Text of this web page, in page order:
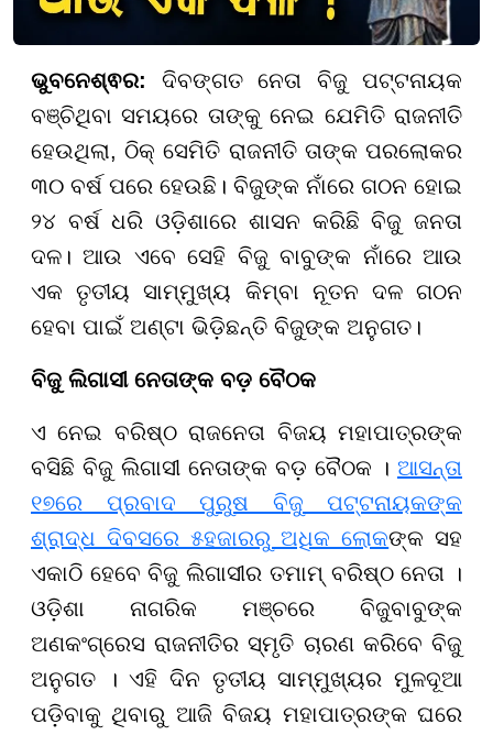
ଭୁବନେଶ୍ଵର: ଦିବଙ୍ଗତ ନେତା ବିଜୁ ପଟ୍ଟନାୟକ
ବଞ୍ଚିଥିବା ସମୟରେ ତାଙ୍କୁ ନେଇ ଯେମିତି ରାଜନୀତି
ହେଉଥିଲା, ଠିକ୍ ସେମିତି ରାଜନୀତି ତାଙ୍କ ପରଲୋକର
୩୦ ବର୍ଷ ପରେ ହେଉଛି। ବିଜୁଙ୍କ ନାଁରେ ଗଠନ ହୋଇ
୨୪ ବର୍ଷ ଧରି ଓଡ଼ିଶାରେ ଶାସନ କରିଛି ବିଜୁ ଜନତା
ଦଳ। ଆଉ ଏବେ ସେହି ବିଜୁ ବାବୁଙ୍କ ନାଁରେ ଆଉ
ଏକ ତୃତୀୟ ସାମ୍ମୁଖ୍ୟ କିମ୍ବା ନୂତନ ଦଳ ଗଠନ
ହେବା ପାଇଁ ଅଣ୍ଟା ଭିଡ଼ିଛନ୍ତି ବିଜୁଙ୍କ ଅନୁଗତ।
ବିଜୁ ଲିଗାସୀ ନେତାଙ୍କ ବଡ଼ ବୈଠକ
ଏ ନେଇ ବରିଷ୍ଠ ରାଜନେତା ବିଜୟ ମହାପାତ୍ରଙ୍କ
ବସିଛି ବିଜୁ ଲିଗାସୀ ନେତାଙ୍କ ବଡ଼ ବୈଠକ । ଆସନ୍ତା
୧୭ରେ ପ୍ରବାଦ ପୁରୁଷ ବିଜୁ ପଟ୍ଟନାୟକଙ୍କ
ଶ୍ରାଦ୍ଧ ଦିବସରେ ୫ହଜାରରୁ ଅଧିକ ଲୋକଙ୍କ ସହ
ଏକାଠି ହେବେ ବିଜୁ ଲିଗାସୀର ତମାମ୍ ବରିଷ୍ଠ ନେତା ।
ଓଡ଼ିଶା ନାଗରିକ ମଞ୍ଚରେ ବିଜୁବାବୁଙ୍କ
ଅଣକଂଗ୍ରେସ ରାଜନୀତିର ସ୍ମୃତି ଚାରଣ କରିବେ ବିଜୁ
ଅନୁଗତ । ଏହି ଦିନ ତୃତୀୟ ସାମ୍ମୁଖ୍ୟର ମୁଳଦୂଆ
ପଡ଼ିବାକୁ ଥିବାରୁ ଆଜି ବିଜୟ ମହାପାତ୍ରଙ୍କ ଘରେ